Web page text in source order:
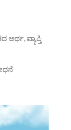
ಅರ್ಥ, ವ್ಯಾಪ್ತಿ